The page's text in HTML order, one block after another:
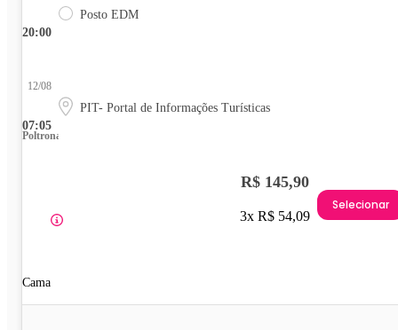
20:00
Posto EDM
07:05
12/08
PIT- Portal de Informações Turísticas
Poltrona
Cama
R$ 145,90
3x R$ 54,09
Selecionar